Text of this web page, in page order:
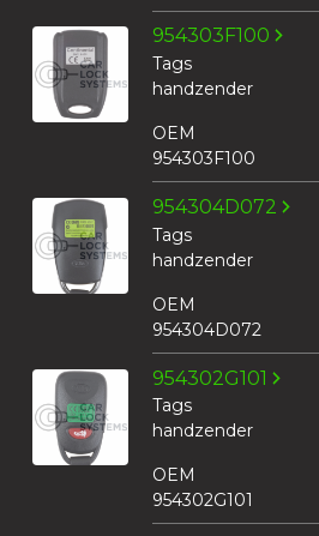
954303F100
Tags
handzender
OEM
954303F100
954304D072
Tags
handzender
OEM
954304D072
954302G101
Tags
handzender
OEM
954302G101